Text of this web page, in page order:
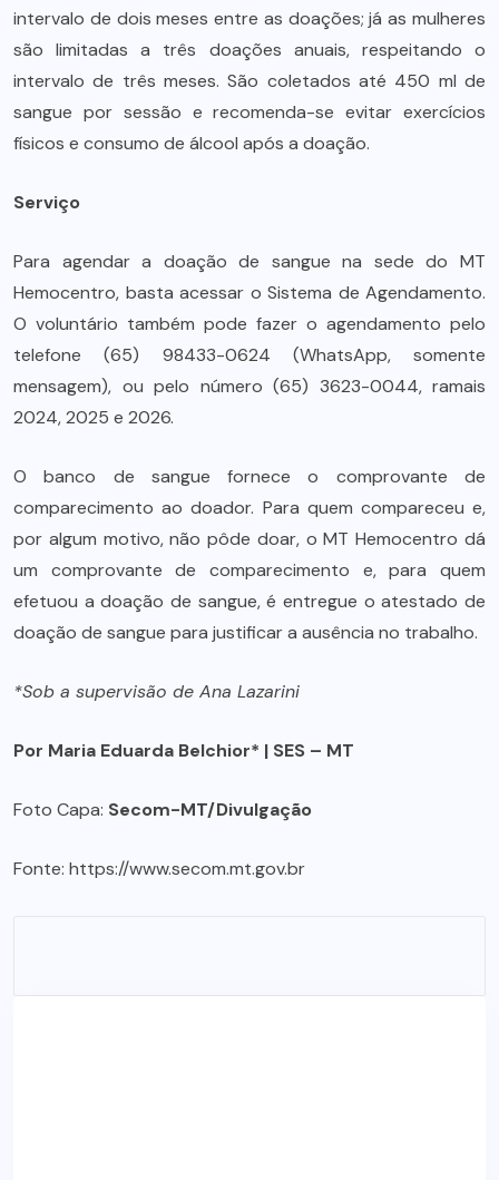
intervalo de dois meses entre as doações; já as mulheres
são limitadas a três doações anuais, respeitando o
intervalo de três meses. São coletados até 450 ml de
sangue por sessão e recomenda-se evitar exercícios
físicos e consumo de álcool após a doação.
Serviço
Para agendar a doação de sangue na sede do MT
Hemocentro, basta acessar o Sistema de Agendamento.
O voluntário também pode fazer o agendamento pelo
telefone (65) 98433-0624 (WhatsApp, somente
mensagem), ou pelo número (65) 3623-0044, ramais
2024, 2025 e 2026.
O banco de sangue fornece o comprovante de
comparecimento ao doador. Para quem compareceu e,
por algum motivo, não pôde doar, o MT Hemocentro dá
um comprovante de comparecimento e, para quem
efetuou a doação de sangue, é entregue o atestado de
doação de sangue para justificar a ausência no trabalho.
*Sob a supervisão de Ana Lazarini
Por Maria Eduarda Belchior* | SES – MT
Foto Capa: Secom-MT/Divulgação
Fonte: https://www.secom.mt.gov.br